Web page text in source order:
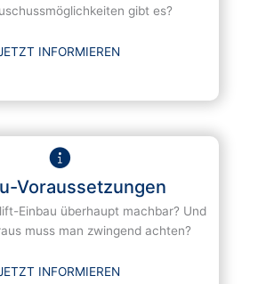
gibt es?
INFORMIEREN
Voraussetzungen
Einbau überhaupt machbar? Und
muss man zwingend achten?
INFORMIEREN